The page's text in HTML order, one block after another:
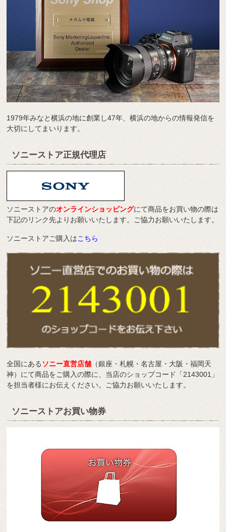
1979年みなと横浜の地に創業し47年、横浜の地からの情報発信を
大切にしてまいります。
ソニーストア正規代理店
ソニーストアのオンラインショッピングにて商品をお買い物の際は
下記のリンク先よりお願いいたします。ご協力お願いいたします。
ソニーストアご購入はこちら
全国にあるソニー直営店舗 （銀座・札幌・名古屋・大阪・福岡天
神）にて商品をご購入の際に、当店のショップコード「2143001」
を担当者様にお伝えください。ご協力お願いいたします。
ソニーストアお買い物券